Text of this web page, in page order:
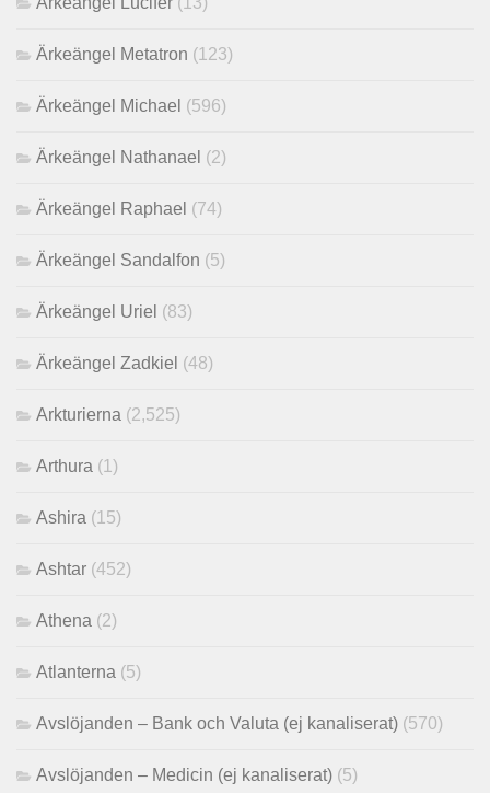
Ärkeängel Metatron (123)
Ärkeängel Michael (596)
Ärkeängel Nathanael (2)
Ärkeängel Raphael (74)
Ärkeängel Sandalfon (5)
Ärkeängel Uriel (83)
Ärkeängel Zadkiel (48)
Arkturierna (2,525)
Arthura (1)
Ashira (15)
Ashtar (452)
Athena (2)
Atlanterna (5)
Avslöjanden – Bank och Valuta (ej kanaliserat) (570)
Avslöjanden – Medicin (ej kanaliserat) (5)